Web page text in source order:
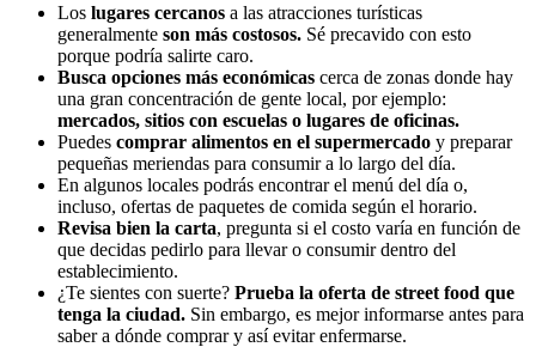
Los lugares cercanos a las atracciones turísticas
generalmente son más costosos. Sé precavido con esto
porque podría salirte caro.
Busca opciones más económicas cerca de zonas donde hay
una gran concentración de gente local, por ejemplo:
mercados, sitios con escuelas o lugares de oficinas.
Puedes comprar alimentos en el supermercado y preparar
pequeñas meriendas para consumir a lo largo del día.
En algunos locales podrás encontrar el menú del día o,
incluso, ofertas de paquetes de comida según el horario.
Revisa bien la carta, pregunta si el costo varía en función de
que decidas pedirlo para llevar o consumir dentro del
establecimiento.
¿Te sientes con suerte? Prueba la oferta de street food que
tenga la ciudad. Sin embargo, es mejor informarse antes para
saber a dónde comprar y así evitar enfermarse.